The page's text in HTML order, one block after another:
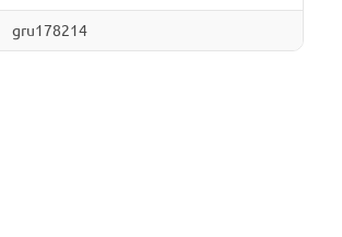
gru178214